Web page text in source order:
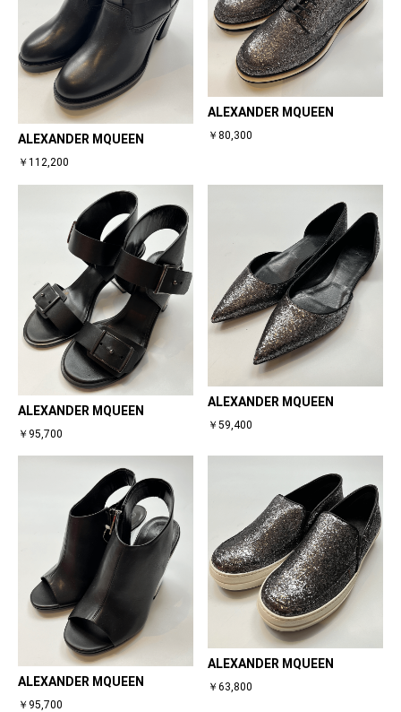
ALEXANDER MQUEEN
￥112,200
ALEXANDER MQUEEN
￥80,300
ALEXANDER MQUEEN
￥95,700
ALEXANDER MQUEEN
￥59,400
ALEXANDER MQUEEN
￥95,700
ALEXANDER MQUEEN
￥63,800